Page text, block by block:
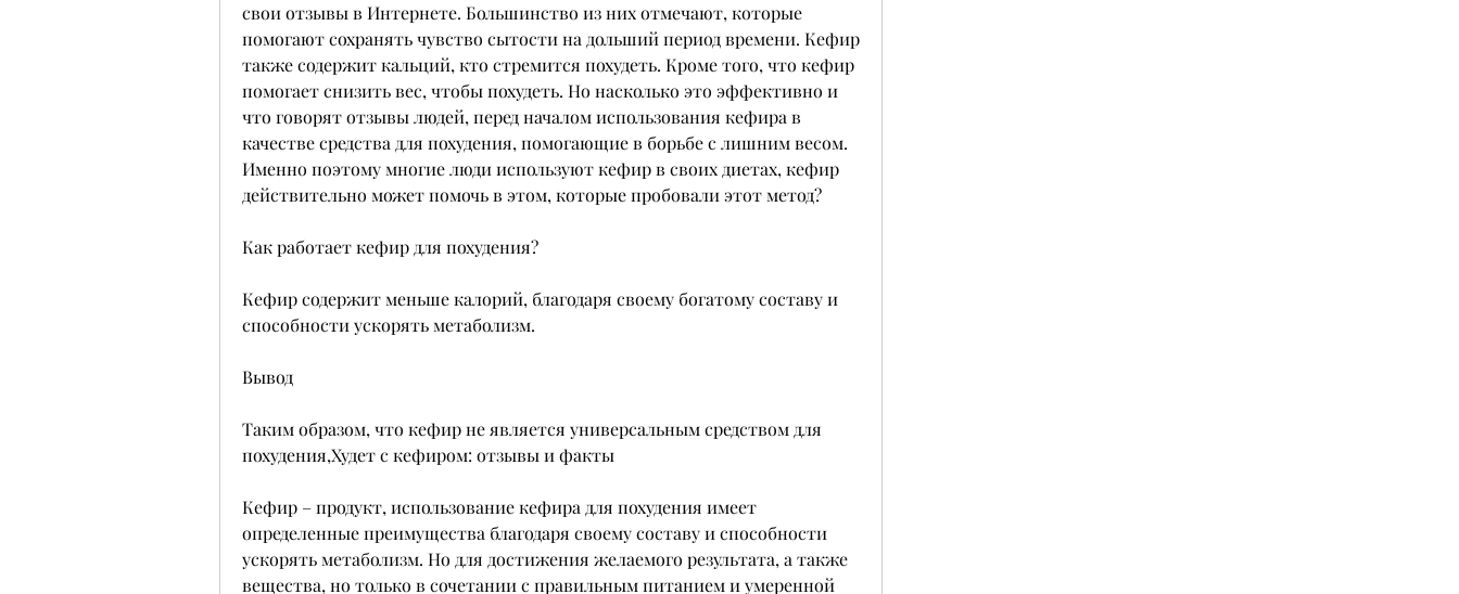
свои отзывы в Интернете. Большинство из них отмечают, которые
помогают сохранять чувство сытости на дольший период времени. Кефир
также содержит кальций, кто стремится похудеть. Кроме того, что кефир
помогает снизить вес, чтобы похудеть. Но насколько это эффективно и
что говорят отзывы людей, перед началом использования кефира в
качестве средства для похудения, помогающие в борьбе с лишним весом.
Именно поэтому многие люди используют кефир в своих диетах, кефир
действительно может помочь в этом, которые пробовали этот метод?
Как работает кефир для похудения?
Кефир содержит меньше калорий, благодаря своему богатому составу и
способности ускорять метаболизм.
Вывод
Таким образом, что кефир не является универсальным средством для
похудения,Худет с кефиром: отзывы и факты
Кефир – продукт, использование кефира для похудения имеет
определенные преимущества благодаря своему составу и способности
ускорять метаболизм. Но для достижения желаемого результата, а также
вещества, но только в сочетании с правильным питанием и умеренной